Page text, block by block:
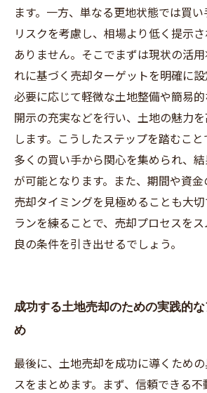
ます。一方、単なる更地状態では買
リスクを考慮し、相場より低く提示
ありません。そこでまずは現状の活
れに基づく売却ターゲットを明確に設
必要に応じて軽微な土地整備や簡易
開示の充実などを行い、土地の魅力
します。こうしたステップを踏むこ
多くの買い手から関心を集められ、
が可能となります。また、期間や資金
売却タイミングを見極めることも大
ランを練ることで、売却プロセスを
良の条件を引き出せるでしょう。
成功する土地売却のための実践的
め
最後に、土地売却を成功に導くため
スをまとめます。まず、信頼できる